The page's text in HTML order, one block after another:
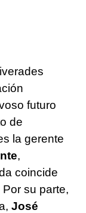
futuro
de
la gerente
,
coincide
su parte,
José